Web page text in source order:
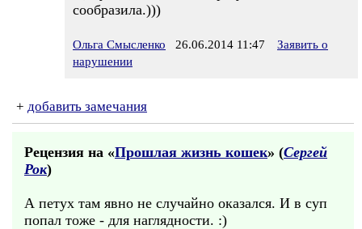
сообразила.)))
Ольга Смысленко 26.06.2014 11:47
Заявить о
нарушении
+ добавить замечания
Рецензия на «Прошлая жизнь кошек» (Сергей
Рок)
А петух там явно не случайно оказался. И в суп
попал тоже - для наглядности. :)